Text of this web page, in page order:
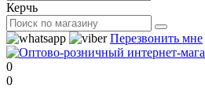
Керчь
Перезвонить мне
0
0